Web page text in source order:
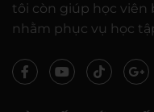
tôi còn giúp học viên
nhằm phục vụ học